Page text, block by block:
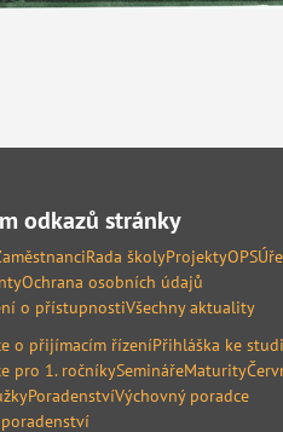
odkazů stránky
Rada školyProjektyOPS
Ochrana osobních údajů
o přístupnostiVšechny aktuality
o přijímacím řízeníPřihláška ke
pro 1. ročníkySeminářeMaturity
PoradenstvíVýchovný poradce